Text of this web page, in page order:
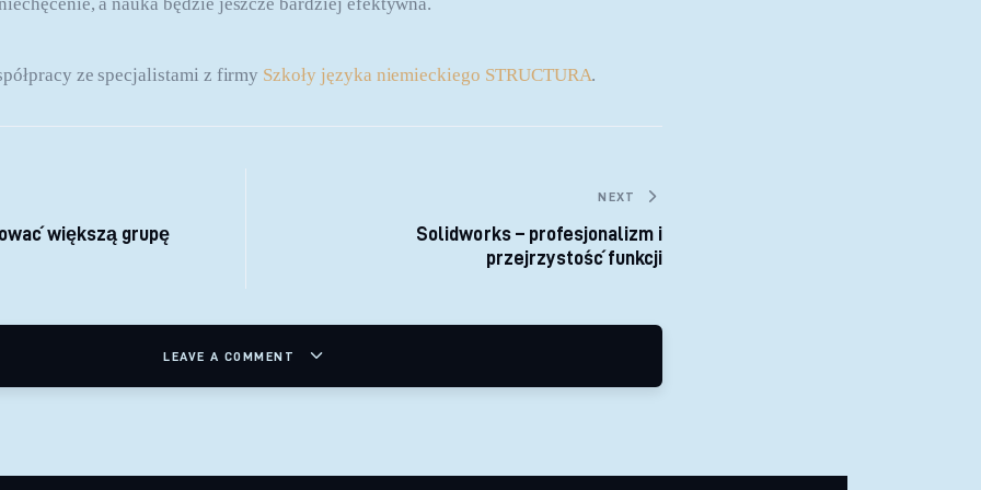
ze specjalistami z firmy Szkoły języka niemieckiego STRUCTURA.
większą grupę
NEXT
Solidworks – profesjonalizm i
przejrzystość funkcji
LEAVE A COMMENT